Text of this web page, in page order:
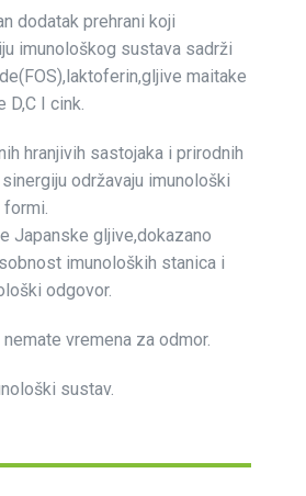
dodatak prehrani koji
imunološkog sustava sadrži
maitake
I cink.
hranjivih sastojaka i prirodnih
održavaju imunološki
Japanske gljive,dokazano
imunoloških stanica i
odgovor.
vremena za odmor.
sustav.